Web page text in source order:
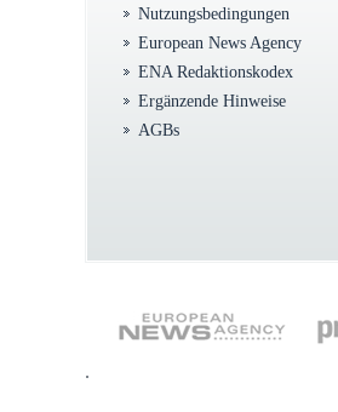
Nutzungsbedingungen
European News Agency
ENA Redaktionskodex
Ergänzende Hinweise
AGBs
.